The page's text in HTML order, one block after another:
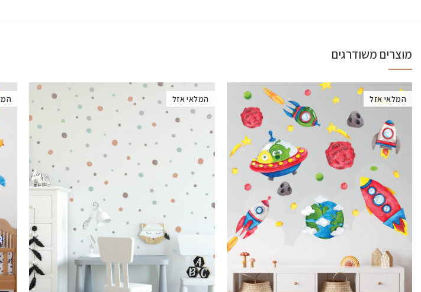
מוצרים משודרגים
המלאי אזל המלאי אזל